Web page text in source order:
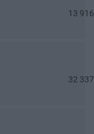
13 916
32 337